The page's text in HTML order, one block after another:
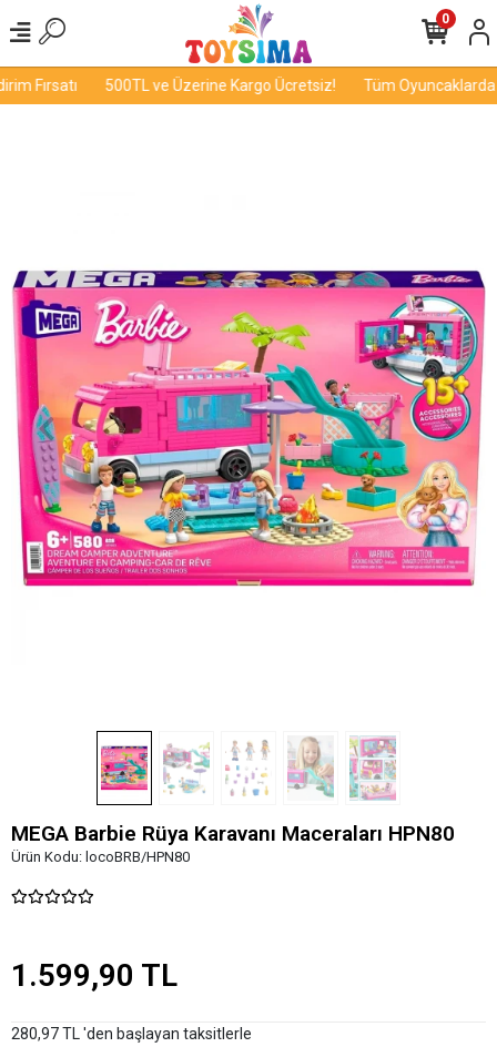
Fırsatı 500TL ve Üzerine Kargo Ücretsiz! Tüm Oyuncaklarda
0
MEGA Barbie Rüya Karavanı Maceraları HPN80
Ürün Kodu: locoBRB/HPN80
1.599,90 TL
280,97 TL 'den başlayan taksitlerle